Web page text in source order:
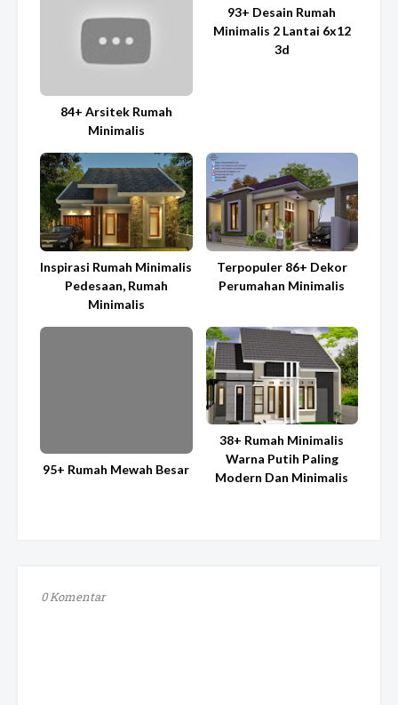
84+ Arsitek Rumah
Minimalis
93+ Desain Rumah
Minimalis 2 Lantai 6x12
3d
Inspirasi Rumah Minimalis
Pedesaan, Rumah
Minimalis
Terpopuler 86+ Dekor
Perumahan Minimalis
95+ Rumah Mewah Besar
38+ Rumah Minimalis
Warna Putih Paling
Modern Dan Minimalis
0 Komentar